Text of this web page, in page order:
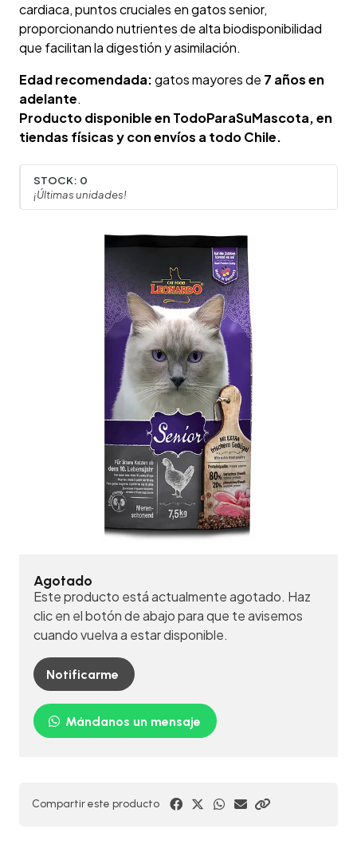
cardiaca, puntos cruciales en gatos senior,
proporcionando nutrientes de alta biodisponibilidad
que facilitan la digestión y asimilación.
Edad recomendada:gatos mayores de 7 años en
adelante.
Producto disponible en TodoParaSuMascota, en
tiendas físicas y con envíos a todo Chile.
STOCK: 0
¡Últimas unidades!
Agotado
Este producto está actualmente agotado. Haz
clic en el botón de abajo para que te avisemos
cuando vuelva a estar disponible.
Notificarme
Mándanos un mensaje
Compartir este producto